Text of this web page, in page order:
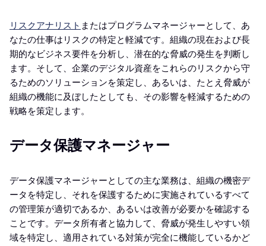
リスクアナリスト またはプログラムマネージャーとして、あ
なたの仕事はリスクの特定と軽減です。組織の現在および長
期的なビジネス要件を分析し、潜在的な脅威の発生を判断し
ます。そして、企業のデジタル資産をこれらのリスクから守
るためのソリューションを策定し、あるいは、たとえ脅威が
組織の機能に及ぼしたとしても、その影響を軽減するための
戦略を策定します。
データ保護マネージャー
データ保護マネージャーとしての主な業務は、組織の機密デ
ータを特定し、それを保護するために実施されているすべて
の管理策が適切であるか、あるいは改善が必要かを確認する
ことです。データ所有者と協力して、脅威が発生しやすい領
域を特定し、適用されている対策が完全に機能しているかど